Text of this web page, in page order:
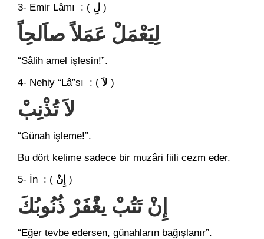
3- Emir Lâmı : ( لِ )
لِيَعْمَلْ عَمَلاً صاَلحِاً
“Sâlih amel işlesin!”.
4- Nehiy “Lâ”sı : (لاَ )
لاَ تُذْنِبْ
“Günah işleme!”.
Bu dört kelime sadece bir muzâri fiili cezm eder.
5- İn : ( إِنْ )
إِنْ تَتُبْ يغُْفَرْ ذُنُوبُكَ
“Eğer tevbe edersen, günahların bağışlanır”.